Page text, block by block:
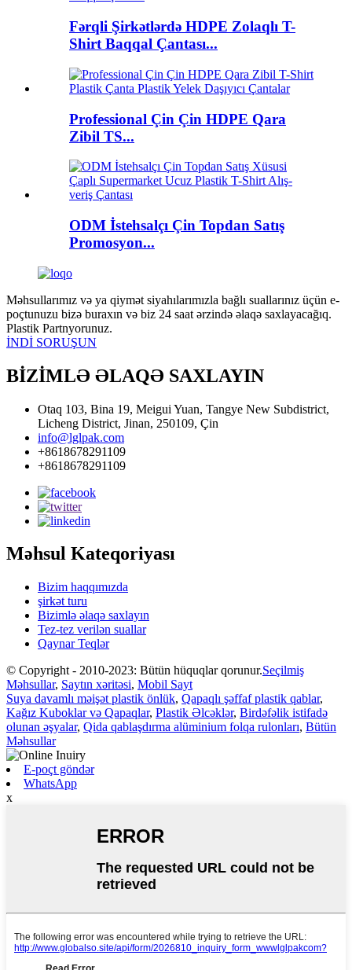
Fərqli Şirkətlərdə HDPE Zolaqlı T-
Shirt Baqqal Çantası...
Professional Çin Çin HDPE Qara
Zibil TS...
ODM İstehsalçı Çin Topdan Satış
Promosyon...
Məhsullarımız və ya qiymət siyahılarımızla bağlı suallarınız üçün e-
poçtunuzu bizə buraxın və biz 24 saat ərzində əlaqə saxlayacağıq.
Plastik Partnyorunuz.
İNDİ SORUŞUN
BİZİMLƏ ƏLAQƏ SAXLAYIN
Otaq 103, Bina 19, Meigui Yuan, Tangye New Subdistrict,
Licheng District, Jinan, 250109, Çin
info@lglpak.com
+8618678291109
+8618678291109
Məhsul Kateqoriyası
Bizim haqqımızda
şirkət turu
Bizimlə əlaqə saxlayın
Tez-tez verilən suallar
Qaynar Teqlər
© Copyright - 2010-2023: Bütün hüquqlar qorunur.Seçilmiş
Məhsullar, Saytın xəritəsi, Mobil Sayt
Suya davamlı məişət plastik önlük, Qapaqlı şəffaf plastik qablar,
Kağız Kuboklar və Qapaqlar, Plastik Əlcəklər, Birdəfəlik istifadə
olunan əşyalar, Qida qablaşdırma alüminium folqa rulonları, Bütün
Məhsullar
E-poçt göndər
WhatsApp
x